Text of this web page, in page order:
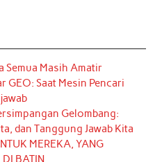
Semua Masih Amatir
GEO: Saat Mesin Pencari
Gelombang:
dan Tanggung Jawab Kita
MEREKA, YANG
DI BATIN